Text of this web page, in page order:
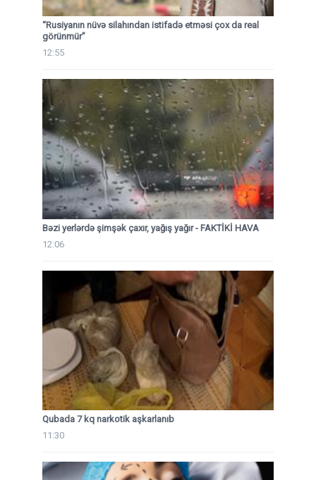
“Rusiyanın nüvə silahından istifadə etməsi çox da real
görünmür”
12:55
Bəzi yerlərdə şimşək çaxır, yağış yağır - FAKTİKİ HAVA
12:06
Qubada 7 kq narkotik aşkarlanıb
11:30